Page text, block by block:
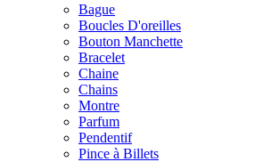
Bague
Boucles D'oreilles
Bouton Manchette
Bracelet
Chaine
Chains
Montre
Parfum
Pendentif
Pince à Billets